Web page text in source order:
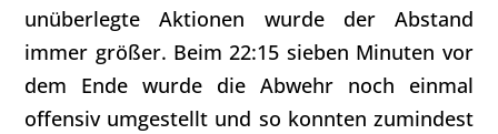
unüberlegte Aktionen wurde der Abstand
immer größer. Beim 22:15 sieben Minuten vor
dem Ende wurde die Abwehr noch einmal
offensiv umgestellt und so konnten zumindest